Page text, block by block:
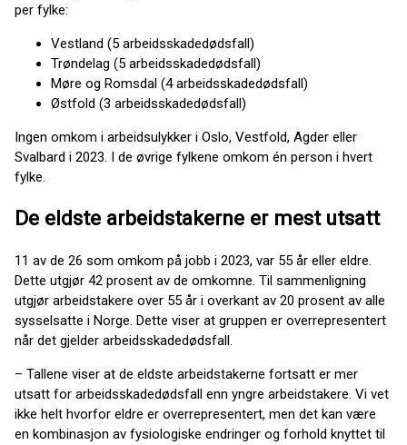
per fylke:
Vestland (5 arbeidsskadedødsfall)
Trøndelag (5 arbeidsskadedødsfall)
Møre og Romsdal (4 arbeidsskadedødsfall)
Østfold (3 arbeidsskadedødsfall)
Ingen omkom i arbeidsulykker i Oslo, Vestfold, Agder eller
Svalbard i 2023. I de øvrige fylkene omkom én person i hvert
fylke.
De eldste arbeidstakerne er mest utsatt
11 av de 26 som omkom på jobb i 2023, var 55 år eller eldre.
Dette utgjør 42 prosent av de omkomne. Til sammenligning
utgjør arbeidstakere over 55 år i overkant av 20 prosent av alle
sysselsatte i Norge. Dette viser at gruppen er overrepresentert
når det gjelder arbeidsskadedødsfall.
– Tallene viser at de eldste arbeidstakerne fortsatt er mer
utsatt for arbeidsskadedødsfall enn yngre arbeidstakere. Vi vet
ikke helt hvorfor eldre er overrepresentert, men det kan være
en kombinasjon av fysiologiske endringer og forhold knyttet til